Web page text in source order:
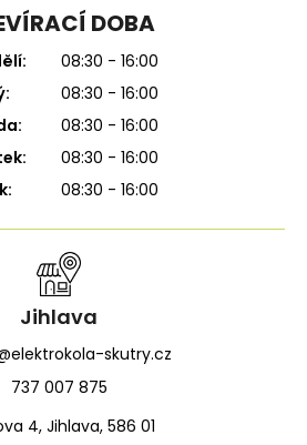
DOBA
08:30 - 16:00
08:30 - 16:00
08:30 - 16:00
08:30 - 16:00
08:30 - 16:00
Jihlava
skutry.cz
737 007 875
4, Jihlava, 586 01